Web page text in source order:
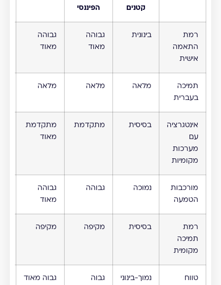
קטנים
הפיננסי
רמת
התאמה
אישית
בינונית
גבוהה
מאוד
גבוהה
מאוד
תמיכה
בעברית
מלאה מלאה מלאה
אינטגרציה
עם
מערכות
מקומיות
בסיסית מתקדמת
מתקדמת
מאוד
מורכבות
הטמעה
נמוכה גבוהה
גבוהה
מאוד
רמת
תמיכה
מקומית
בסיסית מקיפה מקיפה
טווח
נמוך-בינוני גבוה גבוה מאוד